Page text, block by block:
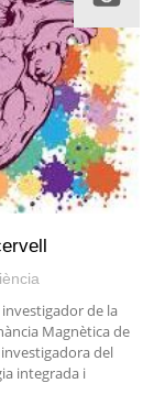
investigador de la
Magnètica de
investigadora del
integrada i